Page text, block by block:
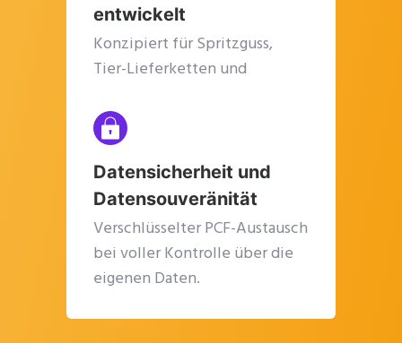
entwickelt
Konzipiert für Spritzguss,
Tier-Lieferketten und
Datensicherheit und
Datensouveränität
Verschlüsselter PCF-Austausch
bei voller Kontrolle über die
eigenen Daten.